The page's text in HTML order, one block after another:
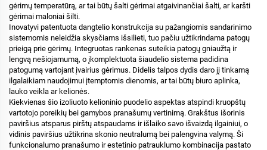
gėrimų temperatūrą, ar tai būtų šalti gėrimai atgaivinančiai šalti, ar karšti
gėrimai maloniai šilti.
Inovatyvi patentuota dangtelio konstrukcija su pažangiomis sandarinimo
sistemomis neleidžia skysčiams išsilieti, tuo pačiu užtikrindama patogų
prieigą prie gėrimų. Integruotas rankenas suteikia patogų gniaužtą ir
lengvą nešiojamumą, o įkomplektuota šiaudelio sistema padidina
patogumą vartojant įvairius gėrimus. Didelis talpos dydis daro jį tinkamą
ilgalaikiam naudojimui įtemptomis dienomis, ar tai būtų biuro aplinka,
lauko veikla ar kelionės.
Kiekvienas šio izoliuoto kelioninio puodelio aspektas atspindi kruopštų
vartotojo poreikių bei gamybos pranašumų vertinimą. Grakštus išorinis
paviršius atsparus pirštų atspaudams ir išlaiko savo išvaizdą ilgainiui, o
vidinis paviršius užtikrina skonio neutralumą bei palengvina valymą. Ši
funkcionalumo pranašumo ir estetinio patrauklumo kombinacija pastato